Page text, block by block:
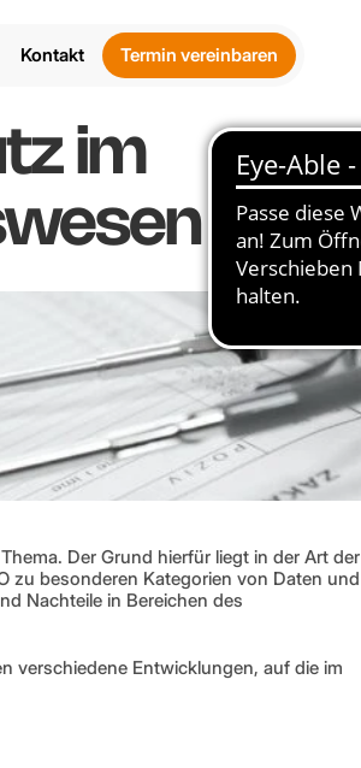
Kontakt Termin vereinbaren
Der Grund hierfür liegt in der Art der
zu besonderen Kategorien von Daten und
Nachteile in Bereichen des
verschiedene Entwicklungen, auf die im